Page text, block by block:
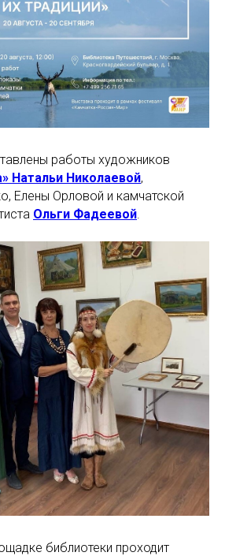
работы художников
Натальи Николаевой,
Елены Орловой и камчатской
Ольги Фадеевой
библиотеки проходит